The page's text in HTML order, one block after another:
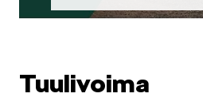
Tuulivoima